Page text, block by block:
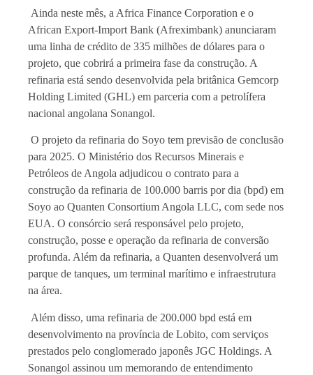
Ainda neste mês, a Africa Finance Corporation e o
African Export-Import Bank (Afreximbank) anunciaram
uma linha de crédito de 335 milhões de dólares para o
projeto, que cobrirá a primeira fase da construção. A
refinaria está sendo desenvolvida pela britânica Gemcorp
Holding Limited (GHL) em parceria com a petrolífera
nacional angolana Sonangol.
O projeto da refinaria do Soyo tem previsão de conclusão
para 2025. O Ministério dos Recursos Minerais e
Petróleos de Angola adjudicou o contrato para a
construção da refinaria de 100.000 barris por dia (bpd) em
Soyo ao Quanten Consortium Angola LLC, com sede nos
EUA. O consórcio será responsável pelo projeto,
construção, posse e operação da refinaria de conversão
profunda. Além da refinaria, a Quanten desenvolverá um
parque de tanques, um terminal marítimo e infraestrutura
na área.
Além disso, uma refinaria de 200.000 bpd está em
desenvolvimento na província de Lobito, com serviços
prestados pelo conglomerado japonês JGC Holdings. A
Sonangol assinou um memorando de entendimento